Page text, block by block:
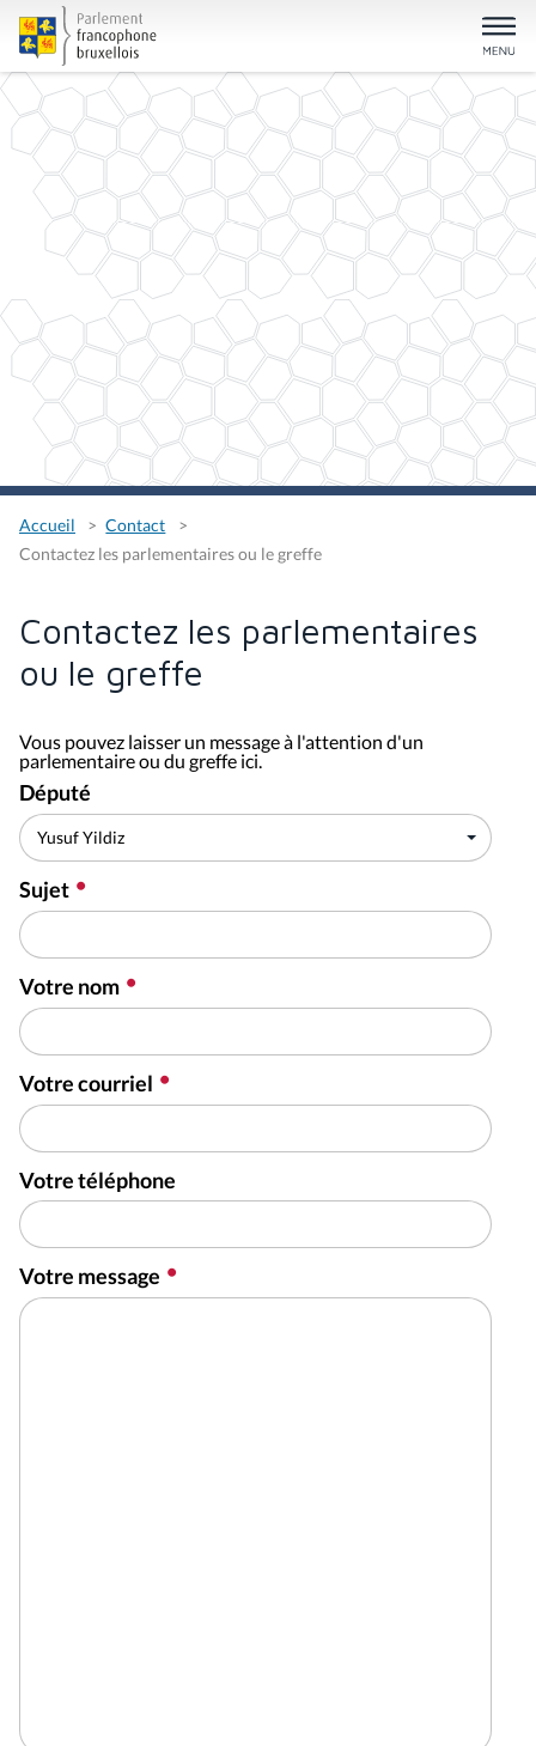
Accueil
Contact
Contactez les parlementaires ou le greffe
Contactez les parlementaires
ou le greffe
Vous pouvez laisser un message à l'attention d'un
parlementaire ou du greffe ici.
Député
Sujet
Votre nom
Votre courriel
Votre téléphone
Votre message